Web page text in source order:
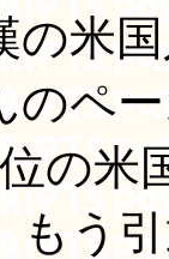
の米
のペ
の米
もう